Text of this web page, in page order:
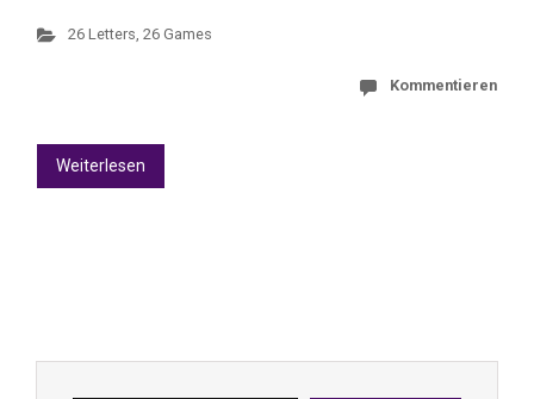
26 Letters, 26 Games
Kommentieren
Weiterlesen